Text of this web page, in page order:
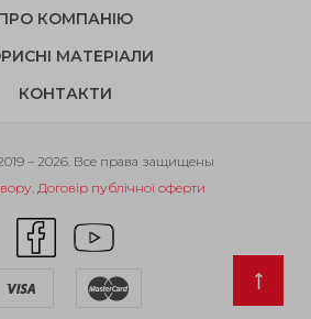
КОМПАНІЮ
МАТЕРІАЛИ
КОНТАКТИ
– 2026. Все права защищены
Договір публічної оферти